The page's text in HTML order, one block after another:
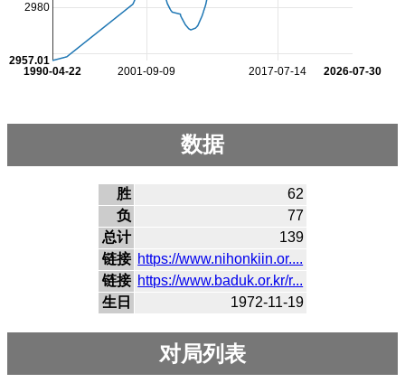
2001-09-09 2017-07-14
1990-04-22 2026-07-30
2980
2957.01
数据
胜
62
负
77
总计
139
链接 https://www.nihonkiin.or....
链接 https://www.baduk.or.kr/r...
生日
1972-11-19
对局列表